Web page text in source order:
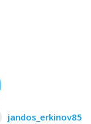
jandos_erkinov85